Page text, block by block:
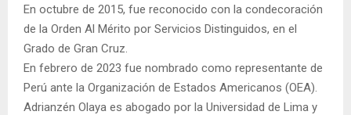
En octubre de 2015, fue reconocido con la condecoración
de la Orden Al Mérito por Servicios Distinguidos, en el
Grado de Gran Cruz.
En febrero de 2023 fue nombrado como representante de
Perú ante la Organización de Estados Americanos (OEA).
Adrianzén Olaya es abogado por la Universidad de Lima y